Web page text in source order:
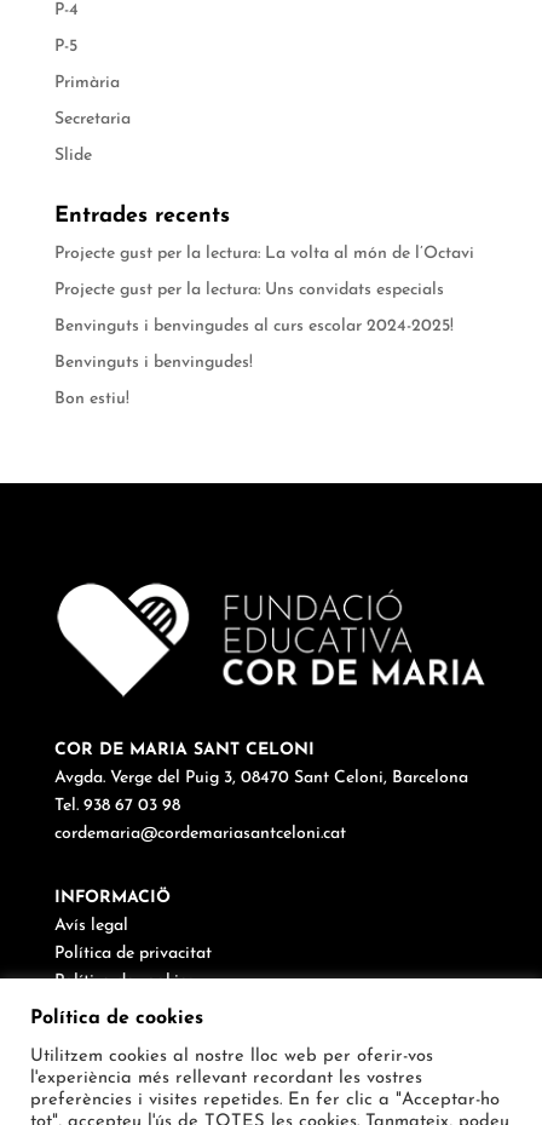
P-4
P-5
Primària
Secretaria
Slide
Entrades recents
Projecte gust per la lectura: La volta al món de l’Octavi
Projecte gust per la lectura: Uns convidats especials
Benvinguts i benvingudes al curs escolar 2024-2025!
Benvinguts i benvingudes!
Bon estiu!
COR DE MARIA SANT CELONI
Avgda. Verge del Puig 3, 08470 Sant Celoni, Barcelona
Tel. 938 67 03 98
cordemaria@cordemariasantceloni.cat
INFORMACIÖ
Avís legal
Política de privacitat
Política de cookies
Canal de denúncies
SEGUEIX-NOS
Política de cookies
Utilitzem cookies al nostre lloc web per oferir-vos
l'experiència més rellevant recordant les vostres
preferències i visites repetides. En fer clic a "Acceptar-ho